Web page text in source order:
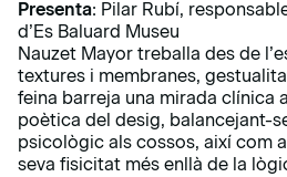
Presenta: Pilar Rubí,
d’Es Baluard Museu
Nauzet Mayor treballa des de
textures i membranes,
feina barreja una mirada clínica
poètica del desig, balancejant-
psicològic als cossos, així com
seva fisicitat més enllà de la